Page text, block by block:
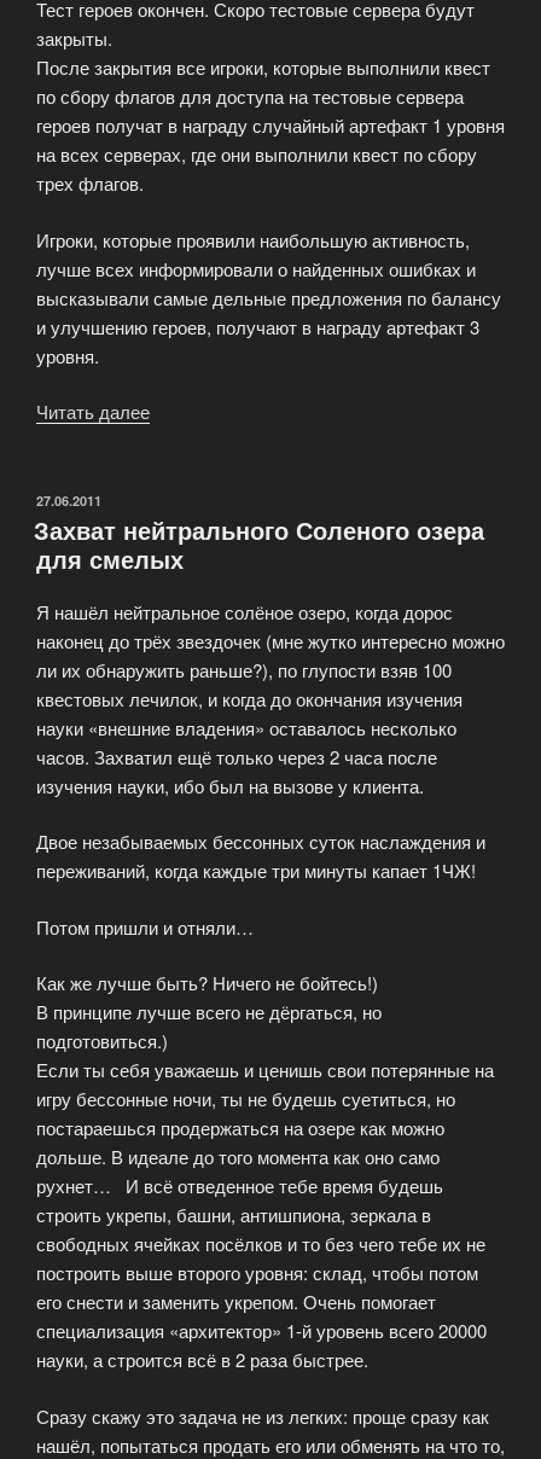
Тест героев окончен. Скоро тестовые сервера будут
закрыты.
После закрытия все игроки, которые выполнили квест
по сбору флагов для доступа на тестовые сервера
героев получат в награду случайный артефакт 1 уровня
на всех серверах, где они выполнили квест по сбору
трех флагов.
Игроки, которые проявили наибольшую активность,
лучше всех информировали о найденных ошибках и
высказывали самые дельные предложения по балансу
и улучшению героев, получают в награду артефакт 3
уровня.
Читать далее
тестировании
героев!»
ОПУБЛИКОВАНО
27.06.2011
Захват нейтрального Соленого озера
для смелых
Я нашёл нейтральное солёное озеро, когда дорос
наконец до трёх звездочек (мне жутко интересно можно
ли их обнаружить раньше?), по глупости взяв 100
квестовых лечилок, и когда до окончания изучения
науки «внешние владения» оставалось несколько
часов. Захватил ещё только через 2 часа после
изучения науки, ибо был на вызове у клиента.
Двое незабываемых бессонных суток наслаждения и
переживаний, когда каждые три минуты капает 1ЧЖ!
Потом пришли и отняли…
Как же лучше быть? Ничего не бойтесь!)
В принципе лучше всего не дёргаться, но
подготовиться.)
Если ты себя уважаешь и ценишь свои потерянные на
игру бессонные ночи, ты не будешь суетиться, но
постараешься продержаться на озере как можно
дольше. В идеале до того момента как оно само
рухнет… И всё отведенное тебе время будешь
строить укрепы, башни, антишпиона, зеркала в
свободных ячейках посёлков и то без чего тебе их не
построить выше второго уровня: склад, чтобы потом
его снести и заменить укрепом. Очень помогает
специализация «архитектор» 1-й уровень всего 20000
науки, а строится всё в 2 раза быстрее.
Сразу скажу это задача не из легких: проще сразу как
нашёл, попытаться продать его или обменять на что то,